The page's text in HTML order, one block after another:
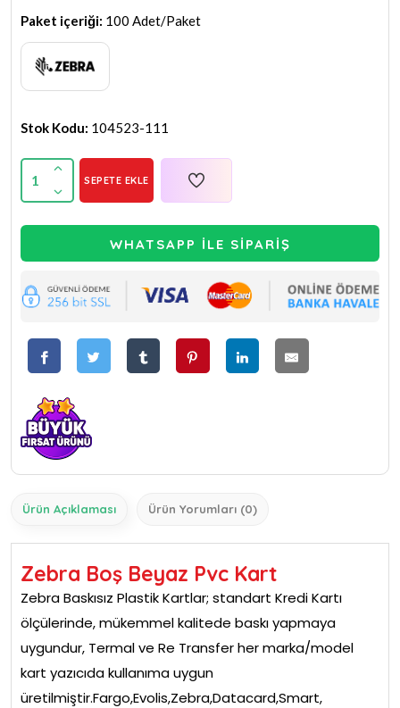
Paket içeriği: 100 Adet/Paket
Stok Kodu: 104523-111
1 SEPETE EKLE
WHATSAPP İLE SİPARİŞ
Ürün Açıklaması Ürün Yorumları (0)
Zebra Boş Beyaz Pvc Kart
Zebra Baskısız Plastik Kartlar; standart Kredi Kartı
ölçülerinde, mükemmel kalitede baskı yapmaya
uygundur, Termal ve Re Transfer her marka/model
kart yazıcıda kullanıma uygun
üretilmiştir.Fargo,Evolis,Zebra,Datacard,Smart,